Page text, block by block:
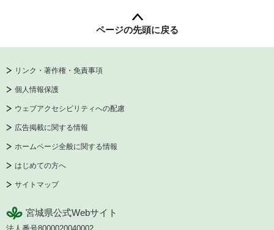
ページの先頭に戻る
リンク・著作権・免責事項
個人情報保護
ウェブアクセシビリティへの配慮
広告掲載に関する情報
ホームページ全般に関する情報
はじめての方へ
サイトマップ
宮城県公式Webサイト